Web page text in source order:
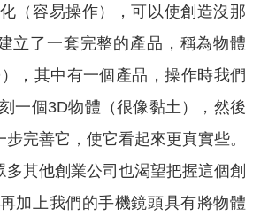
（容易操作），可以使創造沒那
立了一套完整的產品，稱為物體
，其中有一個產品，操作時我們
一個3D物體（很像黏土），然後
完善它，使它看起來更真實些。
其他創業公司也渴望把握這個創
加上我們的手機鏡頭具有將物體